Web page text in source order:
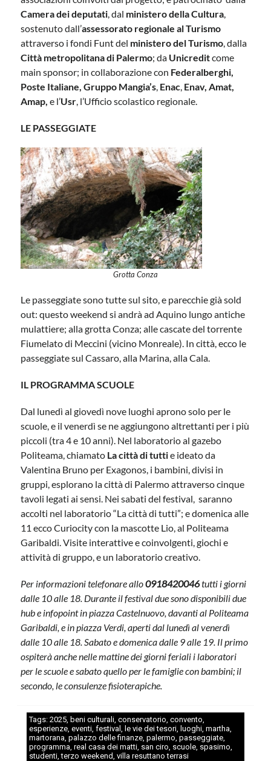
Camera dei deputati, dal ministero della Cultura,
sostenuto dall’assessorato regionale al Turismo
attraverso i fondi Funt del ministero del Turismo, dalla
Città metropolitana di Palermo; da Unicreditcome
main sponsor; in collaborazione con Federalberghi,
Poste Italiane, Gruppo Mangia’s, Enac, Enav,Amat,
Amap, e l’Usr, l’Ufficio scolastico regionale.
LE PASSEGGIATE
Grotta Conza
Le passeggiate sono tutte sul sito, e parecchie già sold
out: questo weekend si andrà ad Aquino lungo antiche
mulattiere; alla grotta Conza; alle cascate del torrente
Fiumelato di Meccini (vicino Monreale). In città, ecco le
passeggiate sul Cassaro, alla Marina, alla Cala.
IL PROGRAMMA SCUOLE
Dal lunedì al giovedì nove luoghi aprono solo per le
scuole, e il venerdì se ne aggiungono altrettanti per i più
piccoli (tra 4 e 10 anni). Nel laboratorio al gazebo
Politeama, chiamato La città di tuttie ideato da
Valentina Bruno per Exagonos, i bambini, divisi in
gruppi, esplorano la città di Palermo attraverso cinque
tavoli legati ai sensi. Nei sabati del festival, saranno
accolti nel laboratorio “La città di tutti”; e domenica alle
11 ecco Curiocity con la mascotte Lio, al Politeama
Garibaldi. Visite interattive e coinvolgenti, giochi e
attività di gruppo, e un laboratorio creativo.
Per informazioni telefonare allo0918420046tutti i giorni
dalle 10 alle 18. Durante il festival due sono disponibili due
hub e infopoint in piazza Castelnuovo, davanti al Politeama
Garibaldi, e in piazza Verdi, aperti dal lunedì al venerdì
dalle 10 alle 18. Sabato e domenica dalle 9 alle 19. Il primo
ospiterà anche nelle mattine dei giorni feriali i laboratori
per le scuole e sabato quello per le famiglie con bambini; il
secondo, le consulenze fisioterapiche.
Tags: 2025, beni culturali, conservatorio, convento,
esperienze, eventi, festival , le vie dei tesori, luoghi, martha,
martorana, palazzo delle finanze, palermo, passeggiate,
programma, real casa dei matti, san ciro, scuole, spasimo,
studenti,terzo weekend, villa resuttano terrasi